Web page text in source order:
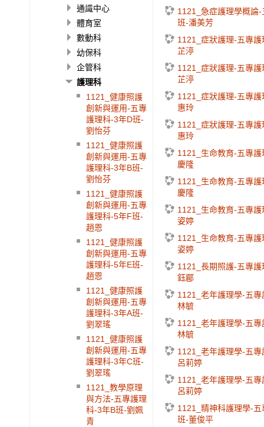
1121_急症護理學概論
班-潘美芳
1121_症狀護理-五專
芷渟
1121_症狀護理-五專
芷渟
1121_症狀護理-五專
惠玲
1121_症狀護理-五專
惠玲
1121_生命教育-五專
慶隆
1121_生命教育-五專
慶隆
1121_生命教育-五專
姿婷
1121_生命教育-五專
姿婷
1121_長期照護-五專
鈺郿
1121_老年護理學-五
林毓
1121_老年護理學-五
林毓
1121_老年護理學-五
呂莉婷
1121_老年護理學-五
呂莉婷
1121_精神科護理學-
班-董俊平
通識中心
體育室
數動科
幼保科
企管科
護理科
1121_健康照護
創新與運用-五專
護理科-3年D班-
劉怡芬
1121_健康照護
創新與運用-五專
護理科-3年B班-
劉怡芬
1121_健康照護
創新與運用-五專
護理科-5年F班-
趙恩
1121_健康照護
創新與運用-五專
護理科-5年E班-
趙恩
1121_健康照護
創新與運用-五專
護理科-3年A班-
劉翠瑤
1121_健康照護
創新與運用-五專
護理科-3年C班-
劉翠瑤
1121_教學原理
與方法-五專護理
科-3年B班-劉姵
青